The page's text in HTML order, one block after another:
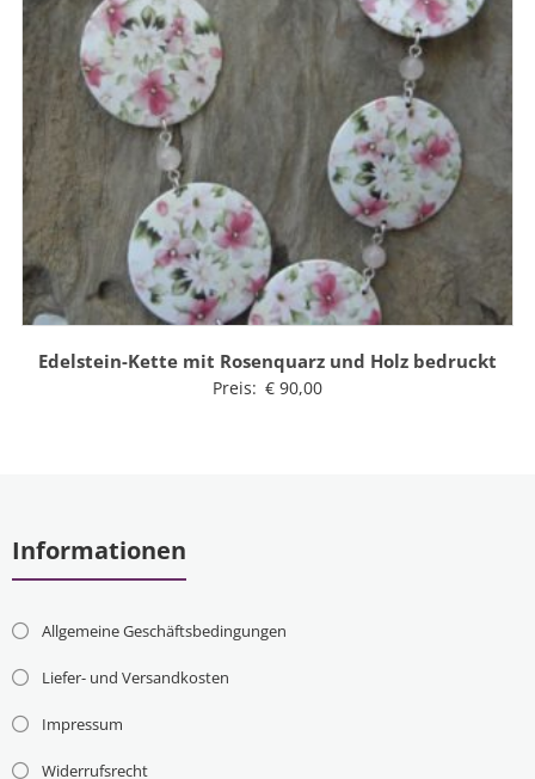
Edelstein-Kette mit Rosenquarz und Holz bedruckt
Preis: €90,00
Informationen
Allgemeine Geschäftsbedingungen
Liefer- und Versandkosten
Impressum
Widerrufsrecht